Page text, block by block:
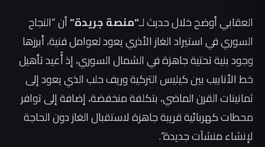
العقابي أوضح خلال حديث لـ“منصة جريدة”أن “النجاح
السوري في استيراد الغاز الأذري يعود لعوامل فنية، أبرزها
وجود بنية تحتية جاهزة في الشمال السوري، إذ أُعيد تأهيل
خط الأنابيب بين كيليس التركية وريف حلب الذي يعود إلى
ثمانينات القرن الماضي، بتكلفة منخفضة، إضافة إلى توافر
محطات كهربائية قريبة جاهزة لاستقبال الغاز دون الحاجة
لإنشاء منشآت جديدة”.